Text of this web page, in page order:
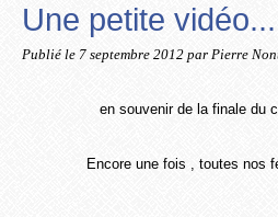
Une petite vidéo...
Publié le 7 septembre 2012 par Pierre
en souvenir de la finale du
Encore une fois , toutes nos